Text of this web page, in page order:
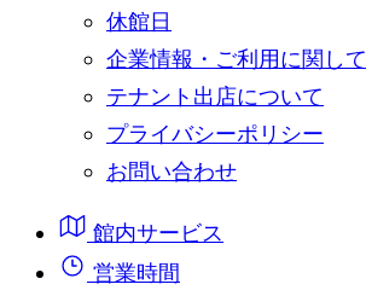
休館日
企業情報・ご利用に関して
テナント出店について
プライバシーポリシー
お問い合わせ
館内サービス
営業時間